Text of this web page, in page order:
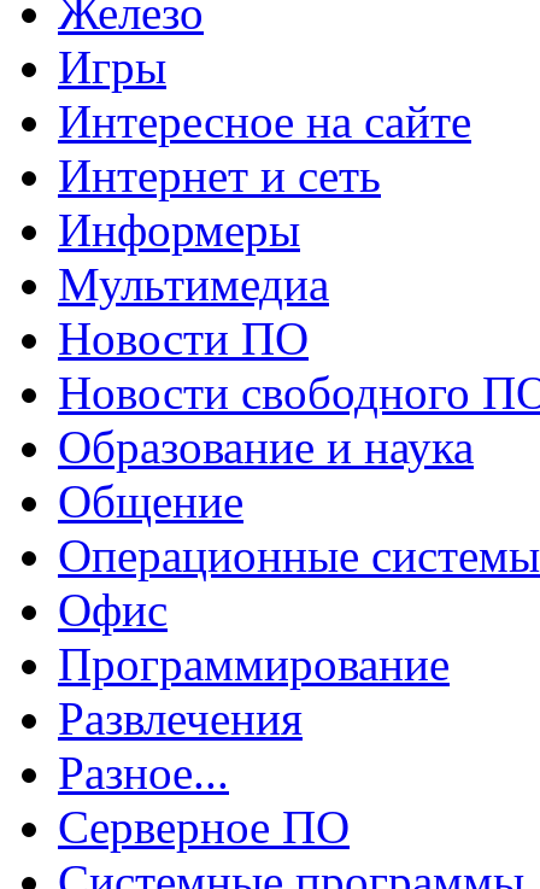
Железо
Игры
Интересное на сайте
Интернет и сеть
Информеры
Мультимедиа
Новости ПО
Новости свободного
Образование и наука
Общение
Операционные системы
Офис
Программирование
Развлечения
Разное...
Серверное ПО